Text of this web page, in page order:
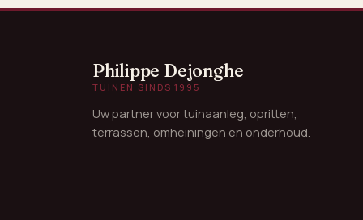
Philippe Dejonghe
TUINEN SINDS 1995
Uw partner voor tuinaanleg, opritten,
terrassen, omheiningen en onderhoud.